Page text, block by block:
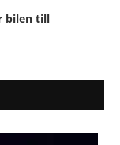
bilen till